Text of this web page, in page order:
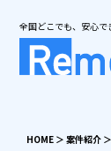
全国どこでも、安心で
HOME ＞ 案件紹介 ＞